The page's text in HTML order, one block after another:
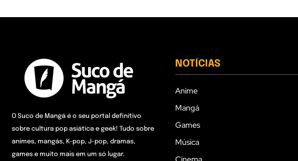
O Suco de Mangá é o seu portal definitivo
sobre cultura pop asiática e geek! Tudo sobre
animes, mangás, K-pop, J-pop, dramas,
games e muito mais em um só lugar.
NOTÍCIAS
Anime
Mangá
Games
Música